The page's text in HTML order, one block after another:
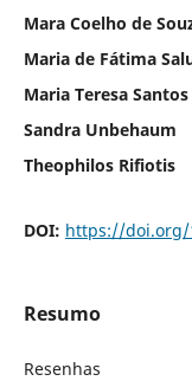
Mara Coelho de
Maria de Fátima
Maria Teresa
Sandra Unbehaum
Theophilos Rifiotis
DOI: https://doi.org/
Resumo
Resenhas